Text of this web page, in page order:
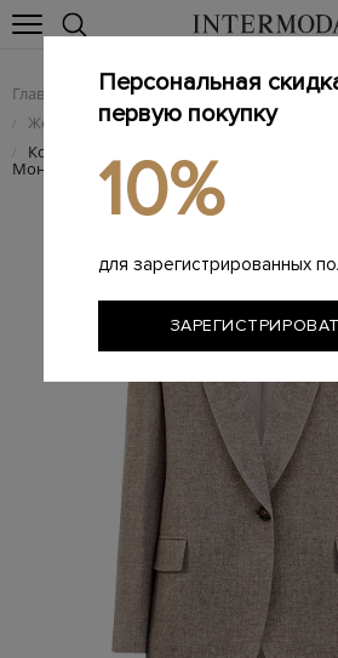
Главная Женщинам / Женская одежда
/ Женский трикотаж
/ Костюм-двойка ручной работы из
Мониль
Персональная
первую покупку
10%
для зарегистрированных